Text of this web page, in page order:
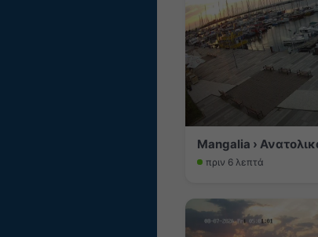
Mangalia ›
πριν 6 λεπτά